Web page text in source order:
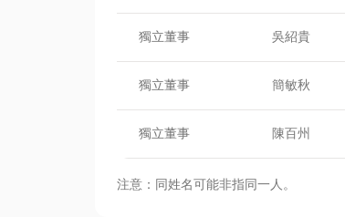
獨立董事 吳紹貴
獨立董事 簡敏秋
獨立董事 陳百州
注意：同姓名可能非指同一人。